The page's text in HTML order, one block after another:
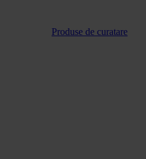
Produse de curatare